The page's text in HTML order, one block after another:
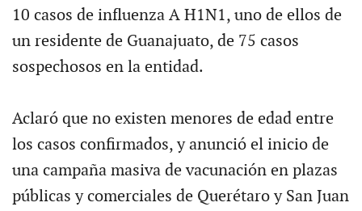
10 casos de influenza A H1N1, uno de ellos de
un residente de Guanajuato, de 75 casos
sospechosos en la entidad.
Aclaró que no existen menores de edad entre
los casos confirmados, y anunció el inicio de
una campaña masiva de vacunación en plazas
públicas y comerciales de Querétaro y San Juan